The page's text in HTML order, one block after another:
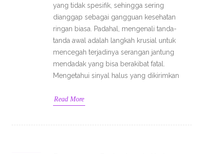
yang tidak spesifik, sehingga sering
dianggap sebagai gangguan kesehatan
ringan biasa. Padahal, mengenali tanda-
tanda awal adalah langkah krusial untuk
mencegah terjadinya serangan jantung
mendadak yang bisa berakibat fatal.
Mengetahui sinyal halus yang dikirimkan
Read More